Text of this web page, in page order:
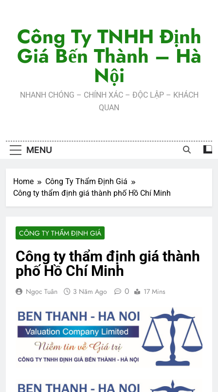
contentCông Ty TNHH Định
Giá Bến Thành – Hà
Nội
NHANH CHÓNG – CHÍNH XÁC – ĐỘC LẬP – KHÁCH
QUAN
MENU
Home
Công Ty Thẩm Định Giá
Công ty thẩm định giá thành phố Hồ Chí Minh
CÔNG TY THẨM ĐỊNH GIÁ
Công ty thẩm định giá thành
phố Hồ Chí Minh
Ngọc Tuân 3 Năm Ago 0 17 Mins